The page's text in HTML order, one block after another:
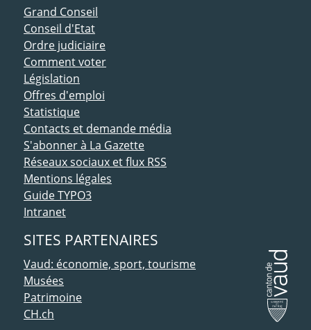
ACCÈS DIRECT
Grand Conseil
Conseil d'Etat
Ordre judiciaire
Comment voter
Législation
Offres d'emploi
Statistique
Contacts et demande média
S'abonner à La Gazette
Réseaux sociaux et flux RSS
Mentions légales
Guide TYPO3
Intranet
SITES PARTENAIRES
Vaud: économie, sport, tourisme
Musées
Patrimoine
CH.ch